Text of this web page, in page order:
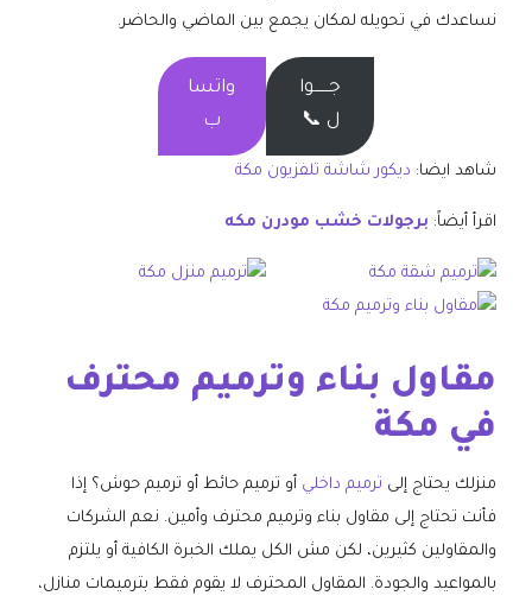
نساعدك في تحويله لمكان يجمع بين الماضي والحاضر.
جــــــوا
ل 📞
واتسا
ب
شاهد ايضا: ديكور شاشة تلفزيون مكة
اقرأ أيضاً: برجولات خشب مودرن مكه
مقاول بناء وترميم محترف
في مكة
منزلك يحتاج إلى ترميم داخلي أو ترميم حائط أو ترميم حوش؟ إذا
فأنت تحتاج إلى مقاول بناء وترميم محترف وأمين. نعم الشركات
والمقاولين كثيرين، لكن مش الكل يملك الخبرة الكافية أو يلتزم
بالمواعيد والجودة. المقاول المحترف لا يقوم فقط بترميمات منازل،